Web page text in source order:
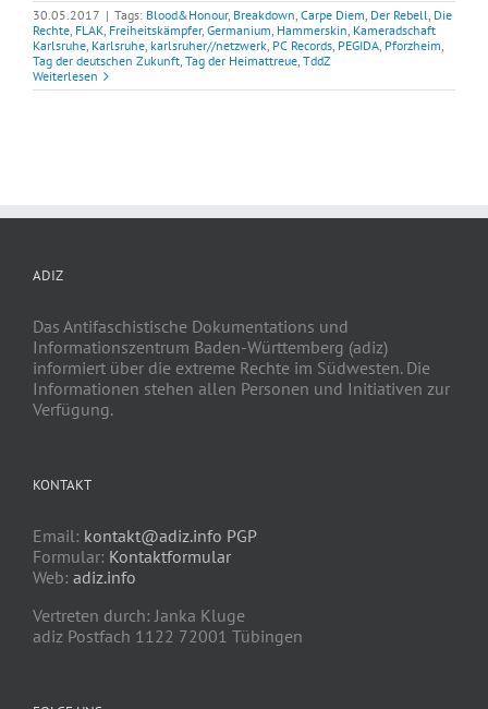
30.05.2017 | Tags: Blood&Honour, Breakdown, Carpe Diem, Der Rebell, Die
Rechte, FLAK, Freiheitskämpfer, Germanium, Hammerskin, Kameradschaft
Karlsruhe, Karlsruhe, karlsruher//netzwerk, PC Records, PEGIDA, Pforzheim,
Tag der deutschen Zukunft, Tag der Heimattreue, TddZ
Weiterlesen
ADIZ
Das Antifaschistische Dokumentations und
Informationszentrum Baden-Württemberg (adiz)
informiert über die extreme Rechte im Südwesten. Die
Informationen stehen allen Personen und Initiativen zur
Verfügung.
KONTAKT
Email: kontakt@adiz.info PGP
Formular: Kontaktformular
Web: adiz.info
Vertreten durch: Janka Kluge
adiz Postfach 1122 72001 Tübingen